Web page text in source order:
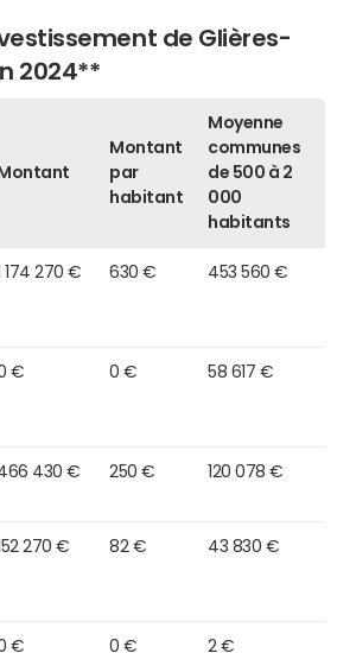
de Glières-
2024**
Montant
Montant
par
habitant
Moyenne
communes
de 500 à 2
000
habitants
1 174 270 € 630 € 453 560 €
€ 0 € 58 617 €
430 € 250 € 120 078 €
152 270 € 82 € 43 830 €
€ 0 € 2 €